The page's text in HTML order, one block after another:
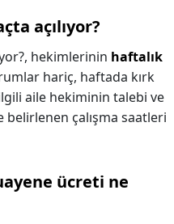
açılıyor?
hekimlerinin haftalık
hariç, haftada kırk
aile hekiminin talebi ve
belirlenen çalışma saatleri
ücreti ne